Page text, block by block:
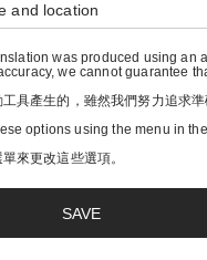
表示
© graniph inc.
and location
was produced using an
we cannot guarantee
具產生的，雖然我們努力追求
options using the menu in
來更改這些選項。
SAVE